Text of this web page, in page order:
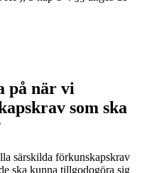
på när vi
som ska
särskilda förkunskapskrav
ska kunna tillgodogöra sig